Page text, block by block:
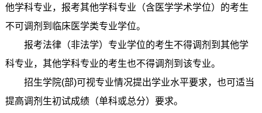
他学科专业，报考其他学科专业（含医学学术学位）的考生
不可调剂到临床医学类专业学位。
报考法律（非法学）专业学位的考生不得调剂到其他学
科专业，其他学科专业的考生也不得调剂到该专业。
招生学院(部)可视专业情况提出学业水平要求，也可适当
提高调剂生初试成绩（单科或总分）要求。